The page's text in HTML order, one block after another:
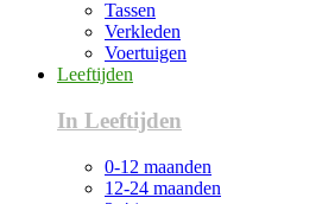
Tassen
Verkleden
Voertuigen
Leeftijden
In Leeftijden
0-12 maanden
12-24 maanden